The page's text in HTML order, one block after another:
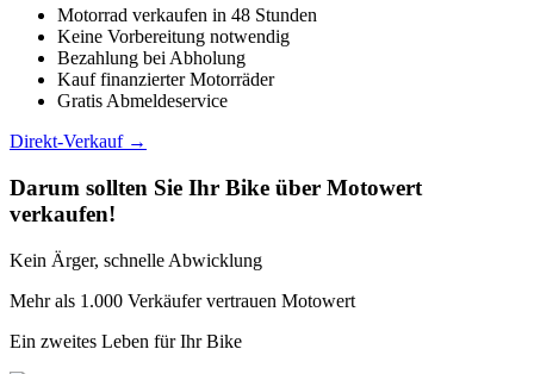
Motorrad verkaufen in 48 Stunden
Keine Vorbereitung notwendig
Bezahlung bei Abholung
Kauf finanzierter Motorräder
Gratis Abmeldeservice
Direkt-Verkauf →
Darum sollten Sie Ihr Bike über Motowert
verkaufen!
Kein Ärger, schnelle Abwicklung
Mehr als 1.000 Verkäufer vertrauen Motowert
Ein zweites Leben für Ihr Bike